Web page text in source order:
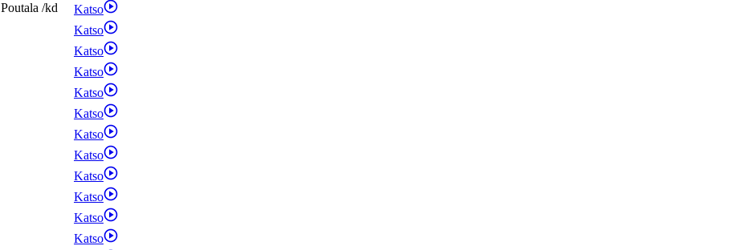
Poutala /kd
Katso
Katso
Katso
Katso
Katso
Katso
Katso
Katso
Katso
Katso
Katso
Katso